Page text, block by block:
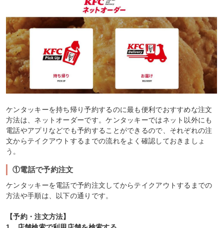
ケンタッキーを持ち帰り予約するのに最も便利でおすすめな注文
方法は、ネットオーダーです。ケンタッキーではネット以外にも
電話やアプリなどでも予約することができるので、それぞれの注
文からテイクアウトするまでの流れをよく確認しておきましょ
う。
①電話で予約注文
ケンタッキーを電話で予約注文してからテイクアウトするまでの
方法や手順は、以下の通りです。
【予約・注文方法】